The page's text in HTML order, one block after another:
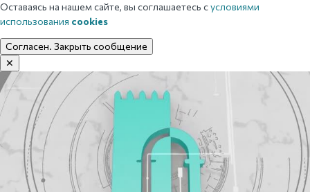
Оставаясь на нашем сайте, вы соглашаетесь сусловиями
использования cookies
Согласен. Закрыть сообщение
✕